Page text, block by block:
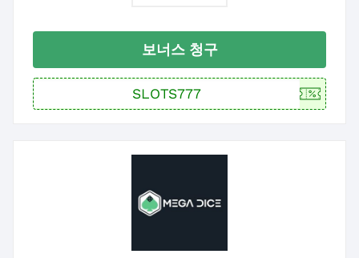
보너스 청구